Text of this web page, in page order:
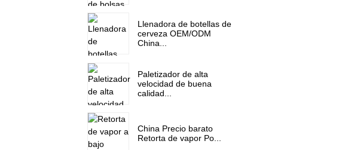
Llenadora de botellas de
cerveza OEM/ODM
China...
Paletizador de alta
velocidad de buena
calidad...
China Precio barato
Retorta de vapor Po...